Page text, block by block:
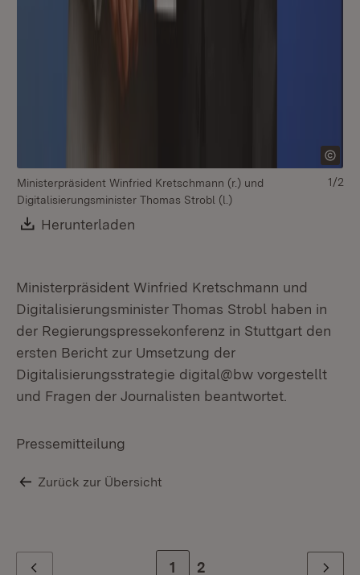
Ministerpräsident Winfried Kretschmann (r.) und
Digitalisierungsminister Thomas Strobl (l.)
Download:
Herunterladen
1/2
Ministerpräsident Winfried Kretschmann und
Digitalisierungsminister Thomas Strobl haben in
der Regierungspressekonferenz in Stuttgart den
ersten Bericht zur Umsetzung der
Digitalisierungsstrategie digital@bw vorgestellt
und Fragen der Journalisten beantwortet.
Pressemitteilung
Zurück zur Übersicht
Zur Seite
1 Zur letzten Seite
2